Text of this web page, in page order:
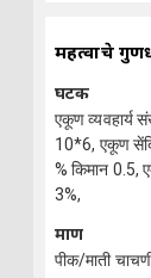
महत्वाचे
घटक
एकूण व्यवहार्य
10*6, एकूण
% किमान 0.5,
3%,
प्रमाण
पीक/माती